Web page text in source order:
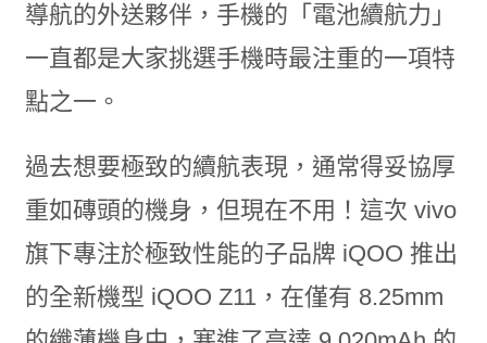
導航的外送夥伴，手機的「電池續航力」
一直都是大家挑選手機時最注重的一項特
點之一。
過去想要極致的續航表現，通常得妥協厚
重如磚頭的機身，但現在不用！這次 vivo
旗下專注於極致性能的子品牌 iQOO 推出
的全新機型 iQOO Z11，在僅有 8.25mm